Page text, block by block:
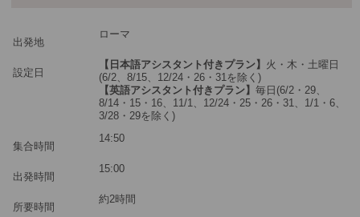
ツアーコード
出発地
ローマ
設定日
【日本語アシスタント付きプラン】 火・木・土曜日
(6/2、8/15、12/24・26・31を除く)
【英語アシスタント付きプラン】毎日(6/2・29、
8/14・15・16、11/1、12/24・25・26・31、1/1・6、
3/28・29を除く)
集合時間
14:50
出発時間
15:00
所要時間
約2時間